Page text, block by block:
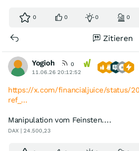
0 0 0 0
Zitieren
Yogioh
0
11.06.26 20:12:52
https://x.com/financialjuice/status/
ref_…
Manipulation vom Feinsten....
DAX | 24.500,23